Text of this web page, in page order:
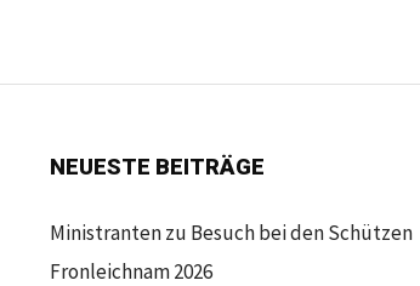
NEUESTE BEITRÄGE
Ministranten zu Besuch bei den Schützen
Fronleichnam 2026